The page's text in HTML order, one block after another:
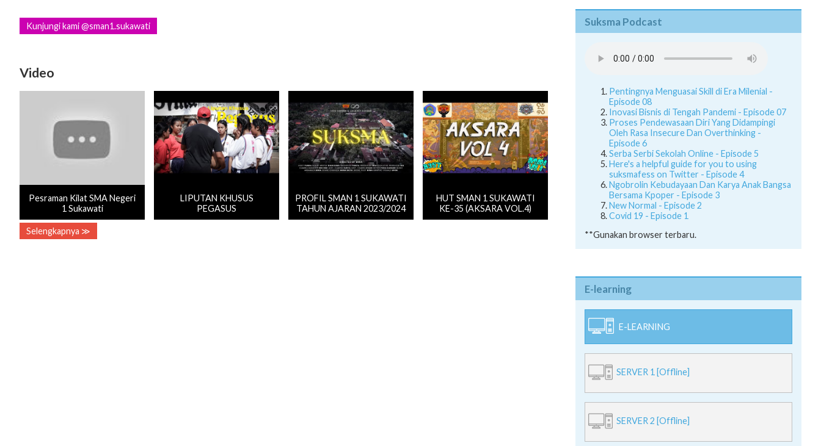
Kunjungi kami @sman1.sukawati
Video
Pesraman Kilat SMA Negeri
1 Sukawati
LIPUTAN KHUSUS
PEGASUS
PROFIL SMAN 1 SUKAWATI
TAHUN AJARAN 2023/2024
HUT SMAN 1 SUKAWATI
KE-35 (AKSARA VOL.4)
Selengkapnya ≫
Suksma Podcast
Pentingnya Menguasai Skill di Era Milenial -
Episode 08
Inovasi Bisnis di Tengah Pandemi - Episode 07
Proses Pendewasaan Diri Yang Didampingi
Oleh Rasa Insecure Dan Overthinking -
Episode 6
Serba Serbi Sekolah Online - Episode 5
Here's a helpful guide for you to using
suksmafess on Twitter - Episode 4
Ngobrolin Kebudayaan Dan Karya Anak Bangsa
Bersama Kpoper - Episode 3
New Normal - Episode 2
Covid 19 - Episode 1
**Gunakan browser terbaru.
E-learning
E-LEARNING
SERVER 1 [Offline]
SERVER 2 [Offline]